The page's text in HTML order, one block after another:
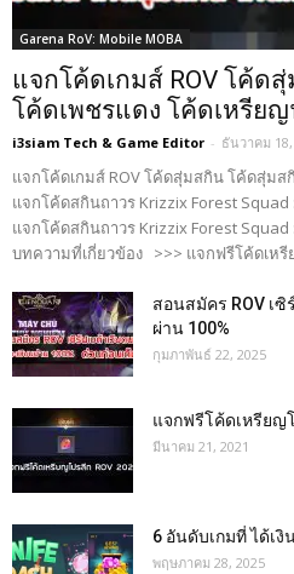
Garena RoV: Mobile MOBA
แจกโค้ดเกมส์ ROV โค้ด
โค้ดเพชรแดง โค้ดเหรียญ
i3siam Tech & Game Editor - ธันวาคม 18,
แจกโค้ดเกมส์ ROV โค้ดสุ่มสกิน โค้ดสุ่มส
แจกโค้ดสกินถาวร Krizzix Forest
แจกโค้ดสกินถาวร Krizzix Forest Squad
บทความที่เกี่ยวข้อง >>> แจกฟรีโค้ดเหรี
สอนสมัคร ROV เ
ผ่าน 100%
กุมภาพันธ์ 22, 2025
แจกฟรีโค้ดเหรียญ
มีนาคม 21, 2021
6 อันดับเกมที่ ได้เงิ
พฤษภาคม 28, 2025